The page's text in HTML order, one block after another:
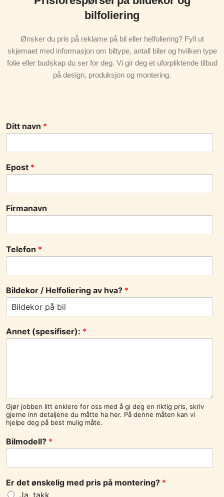
bilfoliering
Ønsker du pris på reklame på bil eller helfoliering? Fyll ut
skjemaet med informasjon om biltype, antall biler og hvilken type
folie eller budskap du ser for deg. Vi gir deg et uforpliktende tilbud
på design, produksjon og montering.
Ditt navn *
Epost *
Firmanavn
Telefon *
Bildekor / Helfoliering av hva? *
Annet (spesifiser): *
Gjør jobben litt enklere for oss med å gi deg en riktig pris, skriv
gjerne inn detaljene du måtte ha her. På denne måten kan vi
hjelpe deg på best mulig måte.
Bilmodell? *
Er det ønskelig med pris på montering? *
Ja, takk